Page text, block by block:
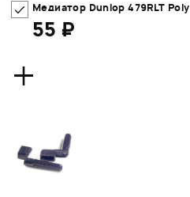
Медиатор Dunlop 479RLT Poly
55 ₽
+